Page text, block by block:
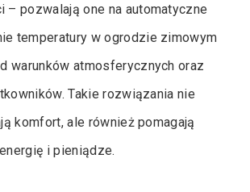
– pozwalają one na automatyczne
temperatury w ogrodzie zimowym
warunków atmosferycznych oraz
Takie rozwiązania nie
komfort, ale również pomagają
i pieniądze.